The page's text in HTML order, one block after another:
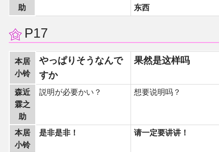
助
东西
P17
本居
小铃
やっぱりそうなんで
すか
果然是这样吗
森近
霖之
助
説明が必要かい？ 想要说明吗？
本居
小铃
是非是非！ 请一定要讲讲！